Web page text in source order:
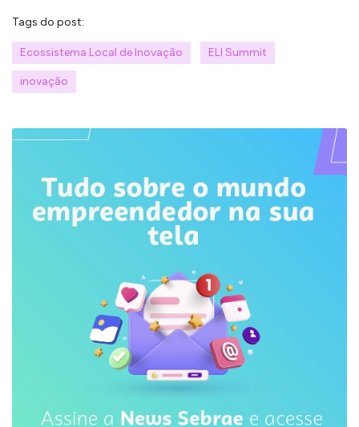
Tags do post:
Ecossistema Local de Inovação ELI Summit
inovação